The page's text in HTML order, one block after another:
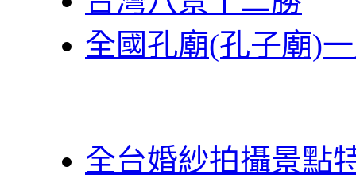
全國孔廟(孔子廟)
全台婚紗拍攝景點